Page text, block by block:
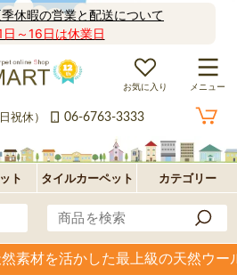
季休暇の営業と配送について
日～16日は休業日
お気に入り メニュー
日祝休） 06-6763-3333
ト タイルカーペット カテゴリー
ペ
ッ
ト・
グ
フ
ロ
ア・
パ
ネ
オ
素材を活かした最上級の天然ウ